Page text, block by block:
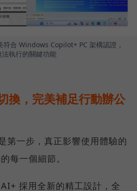
合 Windows Copilot+ PC 架構認證，
執行的關鍵功能
換，完美補足行動辦公
第一步，真正影響使用體驗的
每一個細節。
採用全新的精工設計，全